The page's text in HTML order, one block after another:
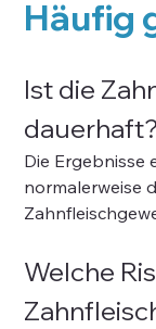
Häufig
Ist die
dauerhaft?
Die Ergebnisse
normalerweise
Welche